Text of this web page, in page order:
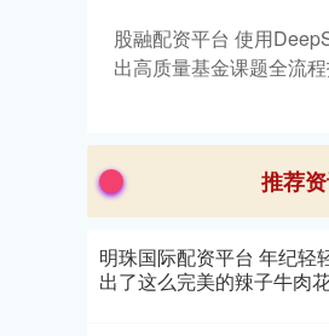
股融配资平台 使用
出高质量基金课题全流
推荐
明珠国际配资平台 年纪轻
出了这么完美的辣子牛肉